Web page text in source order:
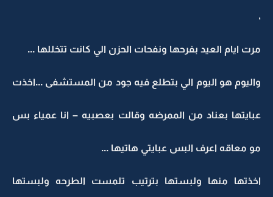
،
مرت ايام العيد بفرحها ونفحات الحزن الي كانت تتخللها ...
واليوم هو اليوم الي بتطلع فيه جود من المستشفى ...اخذت
عبايتها بعناد من الممرضه وقالت بعصبيه – انا عمياء بس
مو معاقه اعرف البس عبايتي هاتيها ...
اخذتها منها ولبستها بترتيب تلمست الطرحه ولبستها